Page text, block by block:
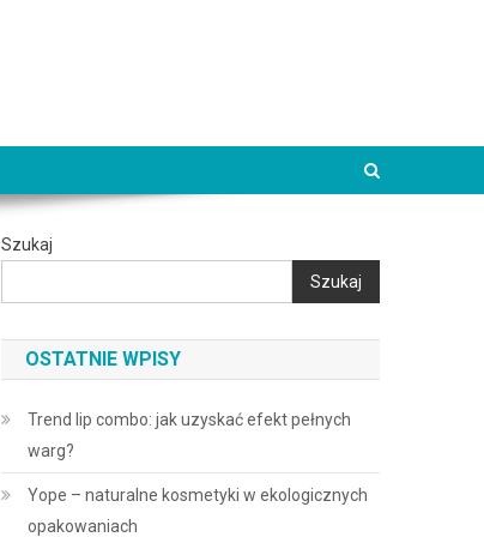
Szukaj
Szukaj
OSTATNIE WPISY
Trend lip combo: jak uzyskać efekt pełnych
warg?
Yope – naturalne kosmetyki w ekologicznych
opakowaniach